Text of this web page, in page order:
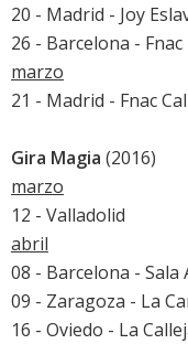
20 - Madrid - Joy
26 - Barcelona -
marzo
21 - Madrid - Fnac
Gira Magia (2016)
marzo
12 - Valladolid
abril
08 - Barcelona - Sala
09 - Zaragoza - La
16 - Oviedo - La